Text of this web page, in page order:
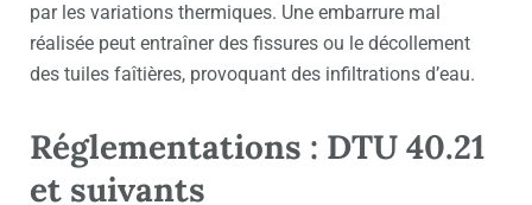
par les variations thermiques. Une embarrure mal
réalisée peut entraîner des fissures ou le décollement
des tuiles faîtières, provoquant des infiltrations d’eau.
Réglementations : DTU 40.21
et suivants